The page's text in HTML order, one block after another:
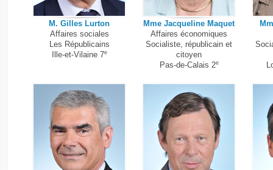
M. Gilles Lurton
Affaires sociales
Les Républicains
Ille-et-Vilaine 7e
Mme Jacqueline Maquet
Affaires économiques
Socialiste, républicain et
citoyen
Pas-de-Calais 2e